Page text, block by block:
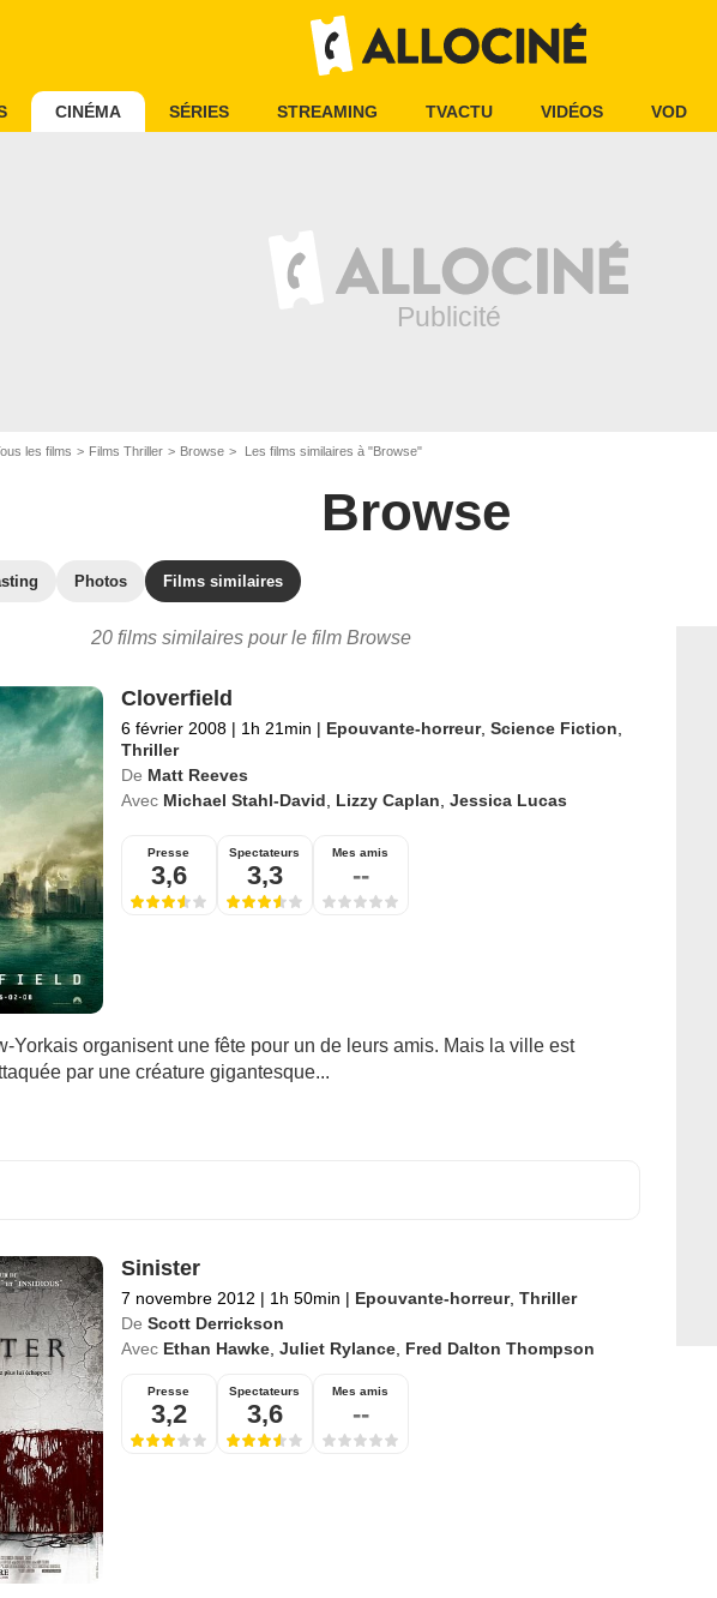
CINÉMA SÉRIES STREAMING TVACTU VIDÉOS VOD
les films Films Thriller Browse Les films similaires à "Browse"
Browse
Photos Films similaires
20 films similaires pour le film Browse
Cloverfield
6 février 2008 | 1h 21min | Epouvante-horreur, Science Fiction
Thriller
De Matt Reeves
Avec Michael Stahl-David Lizzy Caplan Jessica Lucas
Presse
3,6
Spectateurs
3,3
Mes amis
--
Yorkais organisent une fête pour un de leurs amis. Mais la ville est
par une créature gigantesque...
Sinister
7 novembre 2012 | 1h 50min | Epouvante-horreur, Thriller
De Scott Derrickson
Avec Ethan Hawke, Juliet Rylance, Fred Dalton Thompson
Presse
3,2
Spectateurs
3,6
Mes amis
--